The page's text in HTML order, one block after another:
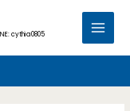
cythia0805
Main